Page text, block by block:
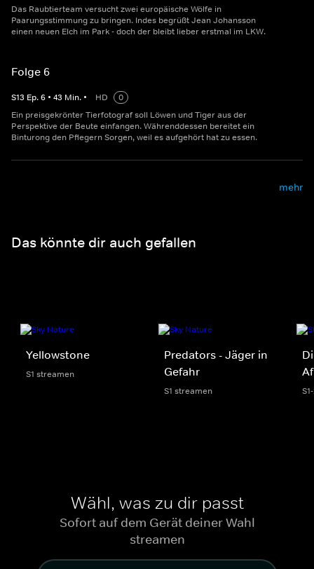
Das Raubtierteam versucht zwei europäische Wölfe in
Paarungsstimmung zu bringen. Indes begrüßt Jean Johansson
einen neuen Elch im Park - doch der bleibt lieber erstmal im LKW.
Folge 6
S13 Ep.6 • 43 Min. • HD
0
Ein preisgekrönter Tierfotograf soll Löwen und Tiger aus der
Perspektive der Beute einfangen. Währenddessen bereitet ein
Binturong den Pflegern Sorgen, weil es aufgehört hat zu essen.
mehr
Das könnte dir auch gefallen
Yellowstone
S1 streamen
Predators - Jäger in
Gefahr
S1 streamen
Wähl, was zu dir passt
Sofort auf dem Gerät deiner Wahl
streamen